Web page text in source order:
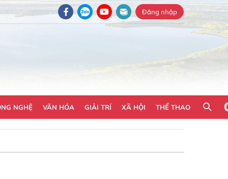
Đăng nhập
NGHỆ VĂN HÓA GIẢI TRÍ XÃ HỘI THỂ THAO